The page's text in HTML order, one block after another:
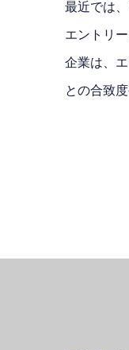
最近では
エントリ
企業は、
との合致